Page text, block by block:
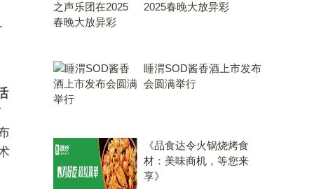
2025春晚大放异彩
睡渭SOD酱香酒上市发布
会圆满举行
《品食达令火锅烧烤食
材：美味商机，等您来
享》